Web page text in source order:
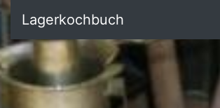
Lagerkochbuch